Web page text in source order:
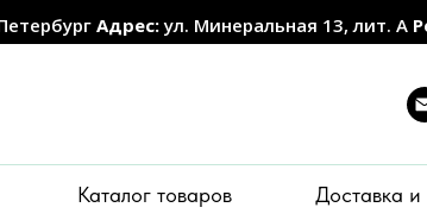
Адрес:ул. Минеральная 13, лит. А
Каталог товаров Доставка и